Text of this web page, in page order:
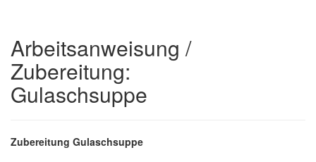
Arbeitsanweisung /
Zubereitung:
Gulaschsuppe
Zubereitung Gulaschsuppe